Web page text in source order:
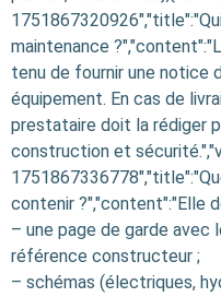
maintenance
tenu de fournir une notice
équipement. En cas de
prestataire doit la rédiger
construction et
contenir ?","content":"Elle
– une page de garde avec
référence constructeur ;
– schémas (électriques,